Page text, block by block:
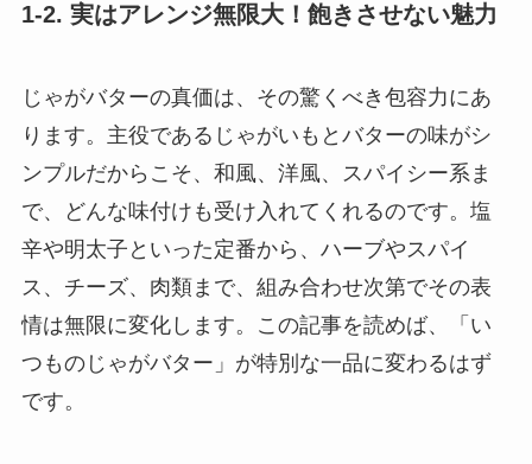
1-2. 実はアレンジ無限大！飽きさせない魅力
じゃがバターの真価は、その驚くべき包容力にあ
ります。主役であるじゃがいもとバターの味がシ
ンプルだからこそ、和風、洋風、スパイシー系ま
で、どんな味付けも受け入れてくれるのです。塩
辛や明太子といった定番から、ハーブやスパイ
ス、チーズ、肉類まで、組み合わせ次第でその表
情は無限に変化します。この記事を読めば、「い
つものじゃがバター」が特別な一品に変わるはず
です。